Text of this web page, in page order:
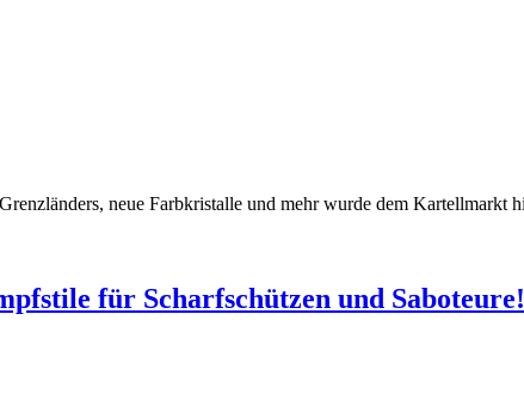
neue Farbkristalle und mehr wurde dem Kartellmarkt
für Scharfschützen und Saboteure!